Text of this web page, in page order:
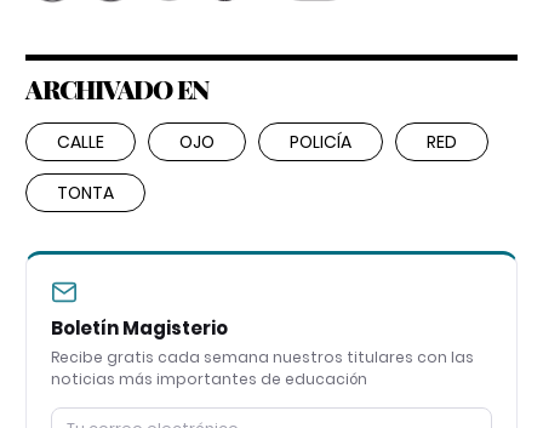
ARCHIVADO EN
CALLE OJO POLICÍA RED
TONTA
Boletín Magisterio
Recibe gratis cada semana nuestros titulares con las
noticias más importantes de educación